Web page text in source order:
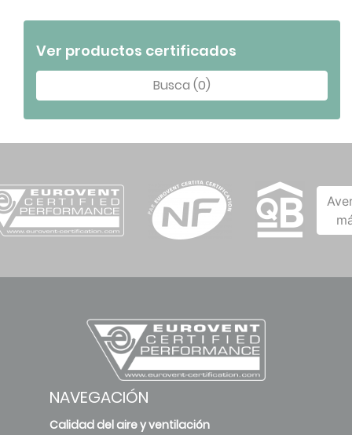
Ver productos certificados
Busca (0)
NAVEGACIÓN
Calidad del aire y ventilación